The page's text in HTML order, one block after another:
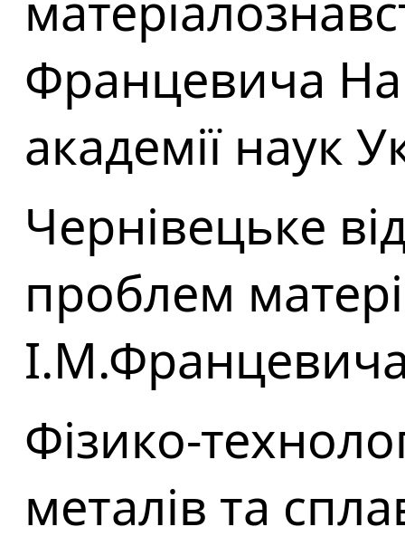
Францевича
академії наук
Чернівецьке
проблем
Фізико-
металів та